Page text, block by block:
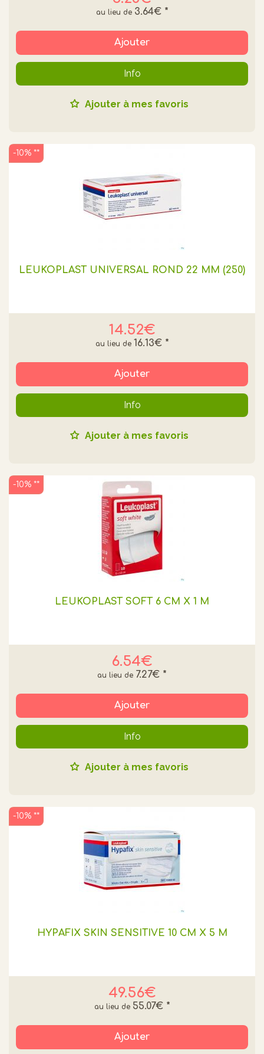
3.64€ *
Ajouter
Info
Ajouter à mes favoris
LEUKOPLAST UNIVERSAL ROND 22 MM (250)
14.52€
16.13€ *
-10% **
Ajouter
Info
Ajouter à mes favoris
LEUKOPLAST SOFT 6 CM X 1 M
6.54€
7.27€ *
-10% **
Ajouter
Info
Ajouter à mes favoris
HYPAFIX SKIN SENSITIVE 10 CM X 5 M
49.56€
55.07€ *
-10% **
Ajouter